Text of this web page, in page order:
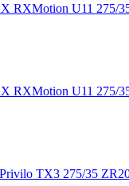
RXMotion U11 275/
RXMotion U11 275/
TX3 275/35